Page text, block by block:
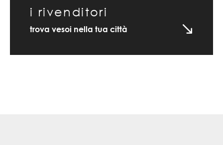
i rivenditori
trova vesoi nella tua città